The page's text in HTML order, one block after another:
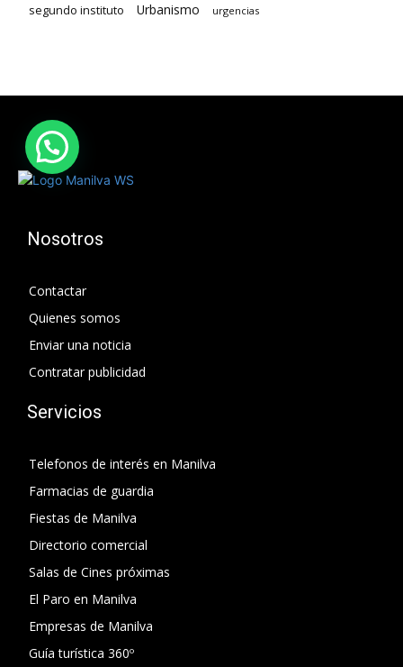
segundo instituto Urbanismo urgencias
Nosotros
Contactar
Quienes somos
Enviar una noticia
Contratar publicidad
Servicios
Telefonos de interés en Manilva
Farmacias de guardia
Fiestas de Manilva
Directorio comercial
Salas de Cines próximas
El Paro en Manilva
Empresas de Manilva
Guía turística 360º